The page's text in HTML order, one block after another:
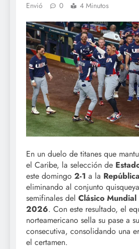
Envió
0 4 Minutos
En un duelo de titanes que
el Caribe, la selección de
este domingo 2-1 a la
eliminando al conjunto
semifinales del Clásico
2026. Con este resultado, el
norteamericano sella su pase a
consecutiva, consolidando una
el certamen.